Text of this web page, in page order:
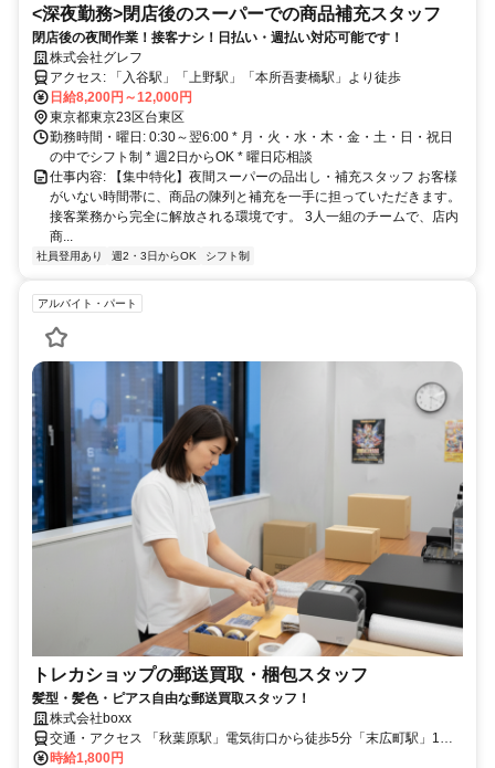
<深夜勤務>閉店後のスーパーでの商品補充スタッフ
閉店後の夜間作業！接客ナシ！日払い・週払い対応可能です！
株式会社グレフ
アクセス: 「入谷駅」「上野駅」「本所吾妻橋駅」より徒歩
日給8,200円～12,000円
東京都東京23区台東区
勤務時間・曜日: 0:30～翌6:00 * 月・火・水・木・金・土・日・祝日
の中でシフト制 * 週2日からOK * 曜日応相談
仕事内容: 【集中特化】夜間スーパーの品出し・補充スタッフ お客様
がいない時間帯に、商品の陳列と補充を一手に担っていただきます。
接客業務から完全に解放される環境です。 3人一組のチームで、店内
商...
社員登用あり 週2・3日からOK シフト制
アルバイト・パート
トレカショップの郵送買取・梱包スタッフ
髪型・髪色・ピアス自由な郵送買取スタッフ！
株式会社boxx
交通・アクセス 「秋葉原駅」電気街口から徒歩5分「末広町駅」1番
出口から徒歩2分
時給1,800円